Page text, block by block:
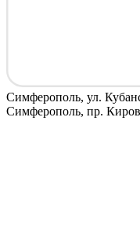
Симферополь, ул.
Симферополь, пр.